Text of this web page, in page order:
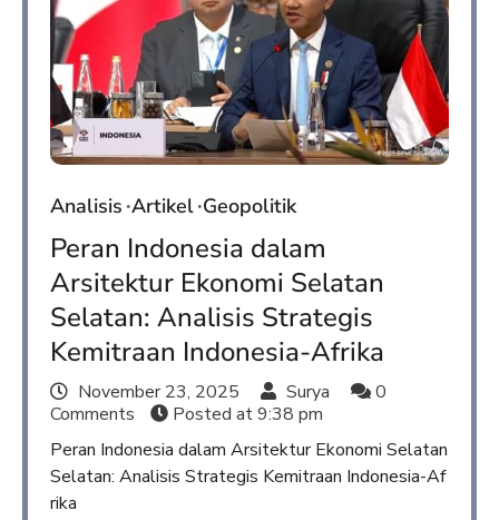
Analisis Artikel Geopolitik
Peran Indonesia dalam
Arsitektur Ekonomi Selatan
Selatan: Analisis Strategis
Kemitraan Indonesia-Afrika
November 23, 2025 Surya
0
Comments
Posted at9:38 pm
Peran Indonesia dalam Arsitektur Ekonomi Selatan
Selatan: Analisis Strategis Kemitraan Indonesia-Af
rika